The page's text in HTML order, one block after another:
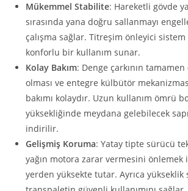
Mükemmel Stabilite: Hareketli gövde
sırasında yana doğru sallanmayı
çalışma sağlar. Titreşim önleyici
konforlu bir kullanım sunar.
Kolay Bakım: Denge çarkının tamamen
olması ve entegre külbütör
bakımı kolaydır. Uzun kullanım ömrü
yüksekliğinde meydana gelebilecek
indirilir.
Gelişmiş Koruma: Yatay tipte sürücü
yağın motora zarar vermesini önlemek
yerden yüksekte tutar. Ayrıca yükseklik